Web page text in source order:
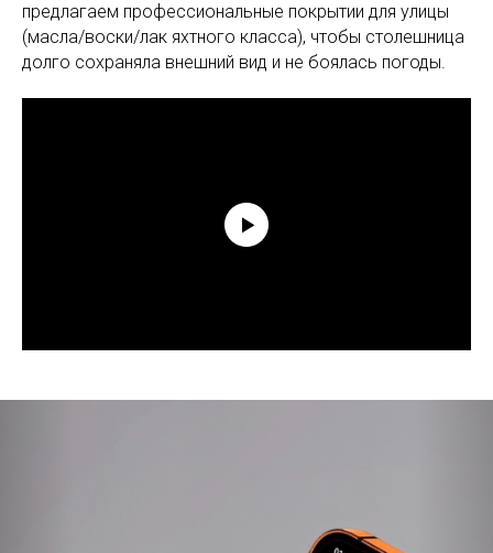
предлагаем профессиональные покрытии для улицы
(масла/воски/лак яхтного класса), чтобы столешница
долго сохраняла внешний вид и не боялась погоды.